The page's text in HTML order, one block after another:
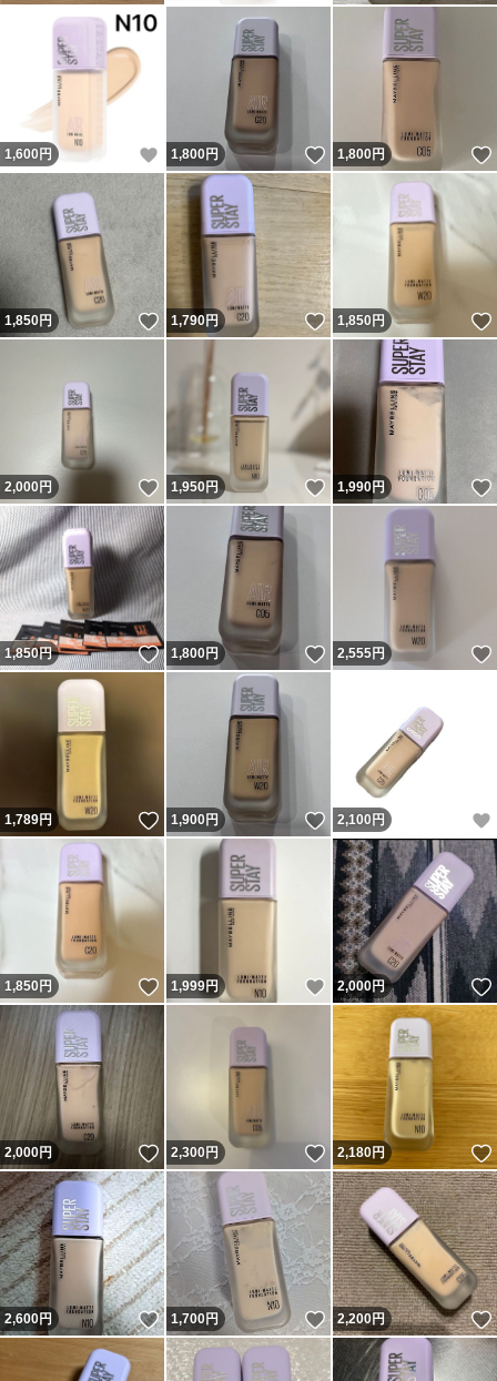
1,600 円 いいね！
1,800円 いいね！
1,800円
1,850円 いいね！
1,790円 いいね！
1,850円
2,000円 いいね！
1,950円 いいね！
1,990円
1,850円 いいね！
1,800円 いいね！
2,555円
1,789円 いいね！
1,900円 いいね！
2,100 円
1,850円 いいね！
1,999円 いいね！
2,000円
2,000円 いいね！
2,300円 いいね！
2,180円
2,600円 いいね！
1,700円 いいね！
2,200円